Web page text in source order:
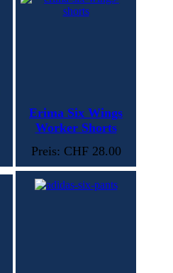
Erima Six Wings
Worker Shorts
Preis: CHF 28.00